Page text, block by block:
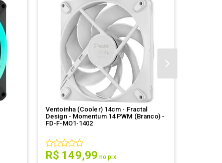
Ventoinha (Cooler) 14cm - Fractal
Design - Momentum 14 PWM (Branco) -
FD-F-MO1-1402
R$ 149,99 no pix